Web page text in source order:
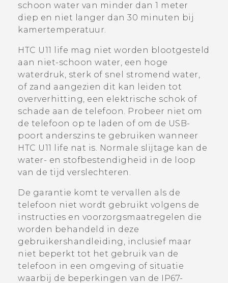
schoon water van minder dan 1 meter
diep en niet langer dan 30 minuten bij
kamertemperatuur.
HTC U11 life mag niet worden blootgesteld
aan niet-schoon water, een hoge
waterdruk, sterk of snel stromend water,
of zand aangezien dit kan leiden tot
oververhitting, een elektrische schok of
schade aan de telefoon. Probeer niet om
de telefoon op te laden of om de USB-
poort anderszins te gebruiken wanneer
HTC U11 life nat is. Normale slijtage kan de
water- en stofbestendigheid in de loop
van de tijd verslechteren.
De garantie komt te vervallen als de
telefoon niet wordt gebruikt volgens de
instructies en voorzorgsmaatregelen die
worden behandeld in deze
gebruikershandleiding, inclusief maar
niet beperkt tot het gebruik van de
telefoon in een omgeving of situatie
waarbij de beperkingen van de IP67-